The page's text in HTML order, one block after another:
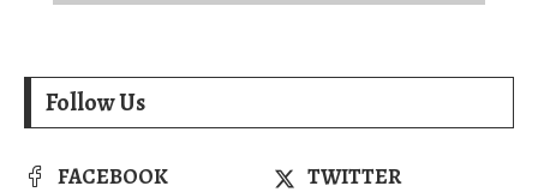
Follow Us
FACEBOOK
TWITTER